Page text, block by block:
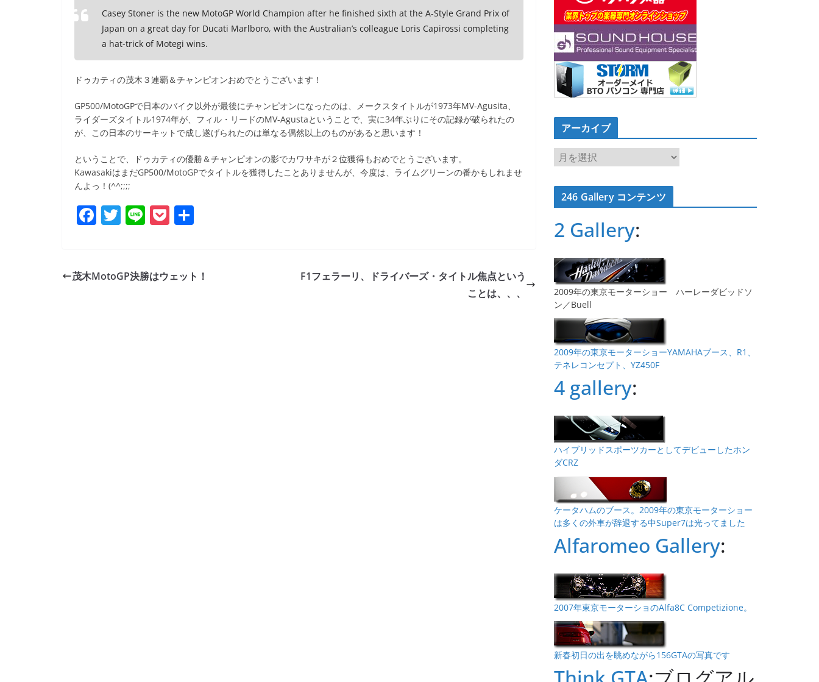
Casey Stoner is the new MotoGP World Champion after he finished sixth at the A-Style Grand Prix of
Japan on a great day for Ducati Marlboro, with the Australian’s colleague Loris Capirossi completing
a hat-trick of Motegi wins.
ドゥカティの茂木３連覇＆チャンピオンおめでとうございます！
GP500/MotoGPで日本のバイク以外が最後にチャンピオンになったのは、メークスタイトルが1973年MV-Agusita、
ライダーズタイトル1974年が、フィル・リードのMV-Agustaということで、実に34年ぶりにその記録が破られたの
が、この日本のサーキットで成し遂げられたのは単なる偶然以上のものがあると思います！
ということで、ドゥカティの優勝＆チャンピオンの影でカワサキが２位獲得もおめでとうございます。
KawasakiはまだGP500/MotoGPでタイトルを獲得したことありませんが、今度は、ライムグリーンの番かもしれませ
んよっ！(^^;;;;
F
e
T
er
Li P
et
茂木MotoGP決勝はウェット！
F1フェラーリ、ドライバーズ・タイトル焦点という
ことは、、、
アーカイブ
ア
ー
カ
イ246 Gallery コンテンツ
2 Gallery:
2009年の東京モーターショー ハーレーダビッドソ
ン／Buell
2009年の東京モーターショーYAMAHAブース、R1、
テネレコンセプト、YZ450F
4 gallery:
ハイブリッドスポーツカーとしてデビューしたホン
ダCRZ
ケータハムのブース。2009年の東京モーターショー
は多くの外車が辞退する中Super7は光ってました
Alfaromeo Gallery:
2007年東京モーターショのAlfa8C Competizione。
新春初日の出を眺めながら156GTAの写真です